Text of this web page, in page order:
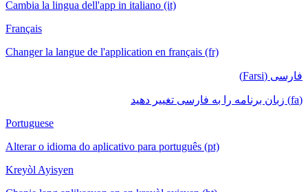
Cambia la lingua dell'app in italiano (it)
Français
Changer la langue de l'application en français (fr)
فارسی (Farsi)
(fa) زبان برنامه را به فارسی تغییر دهید
Portuguese
Alterar o idioma do aplicativo para português (pt)
Kreyòl Ayisyen